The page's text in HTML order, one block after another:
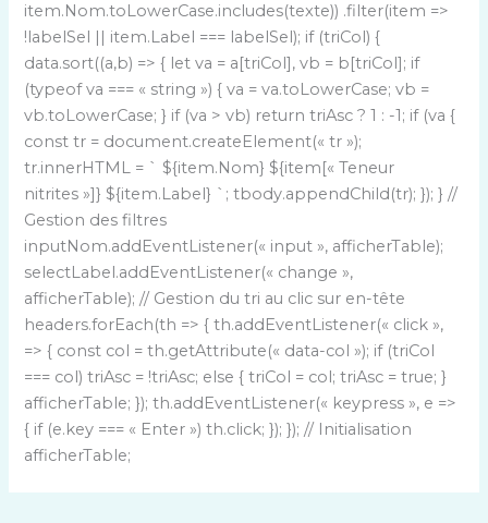
item.Nom.toLowerCase.includes(texte)) .filter(item =>
!labelSel || item.Label === labelSel); if (triCol) {
data.sort((a,b) => { let va = a[triCol], vb = b[triCol]; if
(typeof va === « string ») { va = va.toLowerCase; vb =
vb.toLowerCase; } if (va > vb) return triAsc ? 1 : -1; if (va {
const tr = document.createElement(« tr »);
tr.innerHTML = ` ${item.Nom} ${item[« Teneur
nitrites »]} ${item.Label} `; tbody.appendChild(tr); }); } //
Gestion des filtres
inputNom.addEventListener(« input », afficherTable);
selectLabel.addEventListener(« change »,
afficherTable); // Gestion du tri au clic sur en-tête
headers.forEach(th => { th.addEventListener(« click »,
=> { const col = th.getAttribute(« data-col »); if (triCol
=== col) triAsc = !triAsc; else { triCol = col; triAsc = true; }
afficherTable; }); th.addEventListener(« keypress », e =>
{ if (e.key === « Enter ») th.click; }); }); // Initialisation
afficherTable;